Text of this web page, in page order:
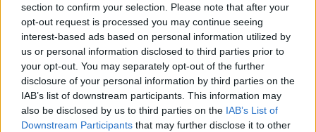
section to confirm your selection. Please note that after your
opt-out request is processed you may continue seeing
interest-based ads based on personal information utilized by
us or personal information disclosed to third parties prior to
your opt-out. You may separately opt-out of the further
disclosure of your personal information by third parties on the
IAB’s list of downstream participants. This information may
also be disclosed by us to third parties on the IAB’s List of
Downstream Participants that may further disclose it to other
A kínai alapkezelők nettó bevétel arányos jövedelme a
2008-as 108,6 bázispontról 42,3 bázispontra süllyedt 2011
első félévére, az egyre kisebb vagyont kezelő, túltömött
szektorba ugyanis egyre több az új belépő - derült ki a
Cerulli Associates elemzéséből. A kilátások ráadásul nem
túl kedvezőek, nem valószínű ugyanis, hogy idén a profit
marzsok emelkedni tudnának....